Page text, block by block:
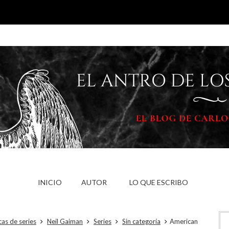
INICIO AUTOR LO QUE ESCRIBO
de series Neil Gaiman Series Sin categoría American